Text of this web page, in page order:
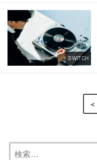
SWITCH
＜